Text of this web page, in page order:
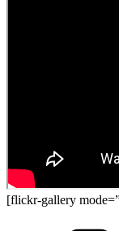
[flickr-gallery